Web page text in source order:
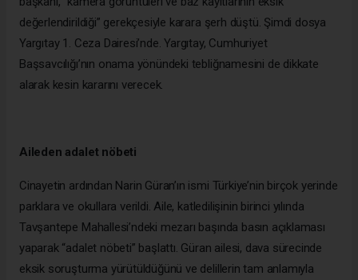
değerlendirildiği” gerekçesiyle karara şerh düştü. Şimdi dosya
Yargıtay 1. Ceza Dairesi’nde. Yargıtay, Cumhuriyet
Başsavcılığı’nın onama yönündeki tebliğnamesini de dikkate
alarak kesin kararını verecek.
Aileden adalet nöbeti
Cinayetin ardından Narin Güran’ın ismi Türkiye’nin birçok yerinde
parklara ve okullara verildi. Aile, katledilişinin birinci yılında
Tavşantepe Mahallesi’ndeki mezarı başında basın açıklaması
yaparak “adalet nöbeti” başlattı. Güran ailesi, dava sürecinde
eksik soruşturma yürütüldüğünü ve delillerin tam anlamıyla